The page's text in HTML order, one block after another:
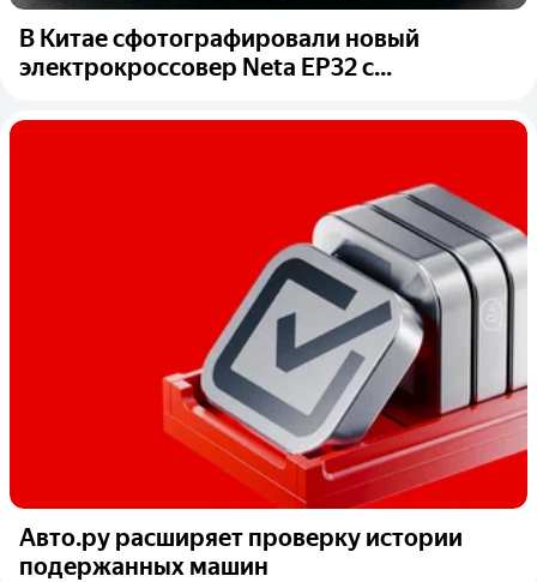
В Китае сфотографировали новый
электрокроссовер Neta EP32 с...
Авто.ру расширяет проверку истории
подержанных машин